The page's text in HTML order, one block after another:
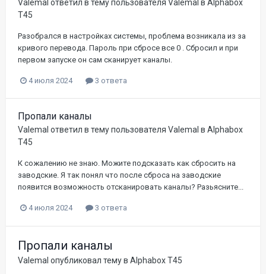
Valemal ответил в тему пользователя Valemal в Alphabox
T45
Разобрался в настройках системы, проблема возникала из за
кривого перевода. Пароль при сбросе все 0 . Сбросил и при
первом запуске он сам сканирует каналы.
4 июля 2024 3 ответа
Пропали каналы
Valemal ответил в тему пользователя Valemal в Alphabox
T45
К сожалению не знаю. Можите подсказать как сбросить на
заводские. Я так понял что после сброса на заводские
появится возможность отсканировать каналы? Разьясните...
4 июля 2024 3 ответа
Пропали каналы
Valemal опубликовал тему в Alphabox T45